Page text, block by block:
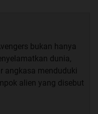
bukan hanya
dunia,
angkasa menduduki
alien yang disebut